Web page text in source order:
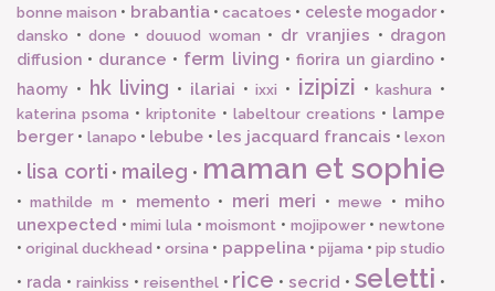
bonne maison • brabantia•cacatoes • celeste mogador•
dansko • done • douuod woman • dr vranjies • dragon
diffusion • durance • ferm living • fiorira un giardino•
haomy • hk living • ilariai •ixxi • izipizi •kashura •
katerina psoma • kriptonite • labeltour creations • lampe
berger • lanapo • lebube • les jacquard francais •lexon
• lisa corti • maileg • maman et sophie
•mathilde m • memento• meri meri •mewe • miho
unexpected •mimi lula •moismont • mojipower•newtone
•original duckhead •orsina • pappelina• pijama • pip studio
• rada • rainkiss • reisenthel• rice •secrid •seletti •